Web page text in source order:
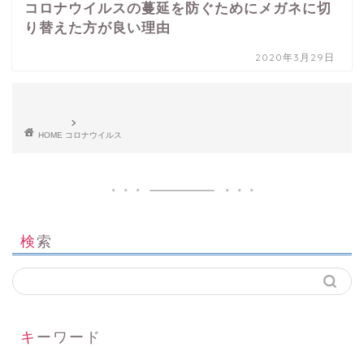
コロナウイルスの蔓延を防ぐためにメガネに切
り替えた方が良い理由
2020年3月29日
HOME コロナウイルス
検索
キーワード